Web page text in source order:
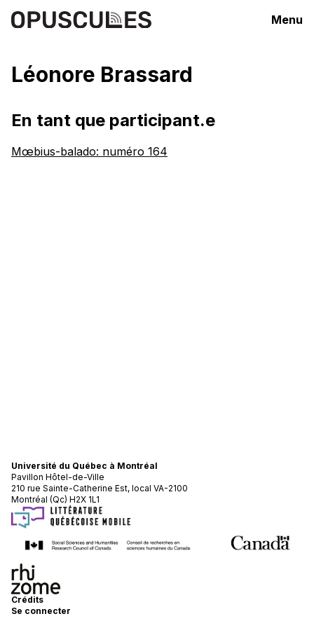
Menu
Léonore Brassard
En tant que participant.e
Mœbius-balado: numéro 164
Université du Québec à Montréal
Pavillon Hôtel-de-Ville
210 rue Sainte-Catherine Est, local VA-2100
Montréal (Qc) H2X 1L1
Crédits
Se connecter